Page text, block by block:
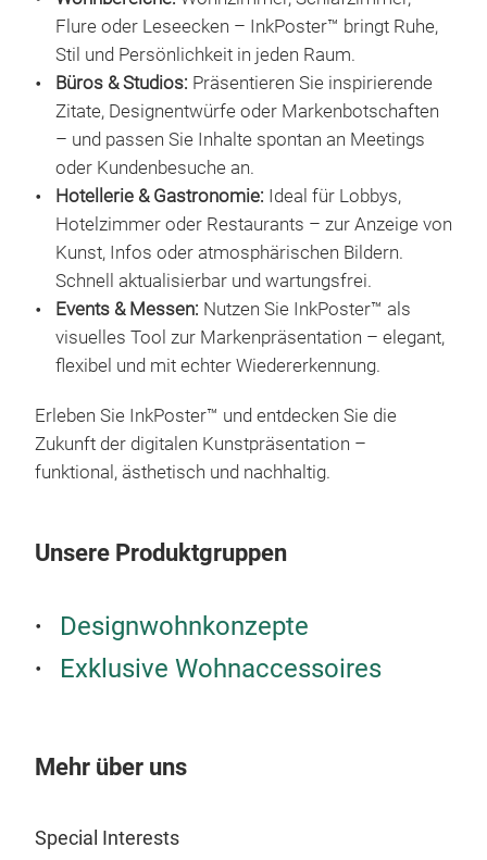
Flure oder Leseecken – InkPoster™ bringt Ruhe,
Stil und Persönlichkeit in jeden Raum.
Büros & Studios: Präsentieren Sie inspirierende
Zitate, Designentwürfe oder Markenbotschaften
– und passen Sie Inhalte spontan an Meetings
oder Kundenbesuche an.
Hotellerie & Gastronomie: Ideal für Lobbys,
Hotelzimmer oder Restaurants – zur Anzeige von
Kunst, Infos oder atmosphärischen Bildern.
Schnell aktualisierbar und wartungsfrei.
Events & Messen: Nutzen Sie InkPoster™ als
visuelles Tool zur Markenpräsentation – elegant,
flexibel und mit echter Wiedererkennung.
Erleben Sie InkPoster™ und entdecken Sie die
Zukunft der digitalen Kunstpräsentation –
funktional, ästhetisch und nachhaltig.
Unsere Produktgruppen
Designwohnkonzepte
Exklusive Wohnaccessoires
Mehr über uns
Special Interests